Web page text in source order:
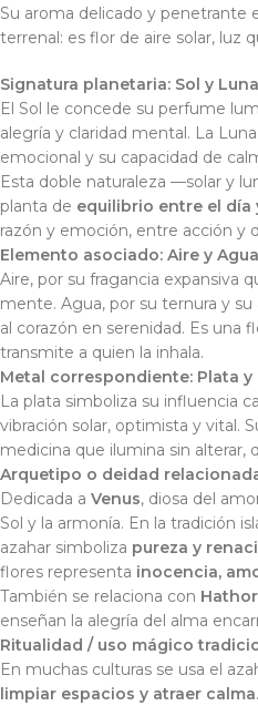
Su aroma delicado y penetrante
terrenal: es flor de aire solar, luz
Signatura planetaria: Sol y Luna
El Sol le concede su perfume
alegría y claridad mental. La
emocional y su capacidad de
Esta doble naturaleza —solar y
planta de equilibrio entre el día
razón y emoción, entre acción y
Elemento asociado: Aire y Agua
Aire, por su fragancia expansiva
mente. Agua, por su ternura y
al corazón en serenidad. Es una
transmite a quien la inhala.
Metal correspondiente: Plata y
La plata simboliza su influencia
vibración solar, optimista y vital.
medicina que ilumina sin alterar,
Arquetipo o deidad
Dedicada a Venus, diosa del
Sol y la armonía. En la tradición
azahar simboliza pureza y
flores representa inocencia,
También se relaciona con Hathor
enseñan la alegría del alma
Ritualidad / uso mágico
En muchas culturas se usa el
limpiar espacios y atraer calma.